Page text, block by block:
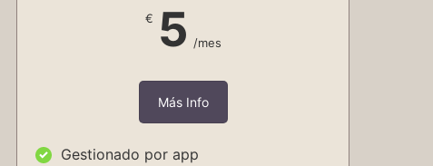
€ 5 /mes
Más Info
Gestionado por app